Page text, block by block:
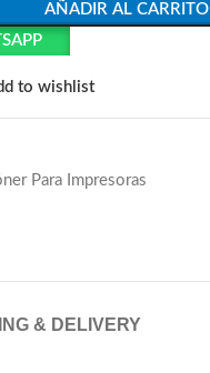
AÑADIR AL CARRITO
to wishlist
Para Impresoras
& DELIVERY